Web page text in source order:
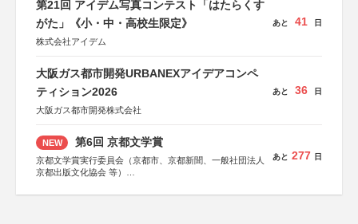
第21回 アイデム写真コンテスト「はたらくす
がた」《小・中・高校生限定》
株式会社アイデム
あと 41 日
大阪ガス都市開発URBANEXアイデアコンペ
ティション2026
大阪ガス都市開発株式会社
あと 36 日
NEW 第6回 京都文学賞
京都文学賞実行委員会（京都市、京都新聞、一般社団法人
京都出版文化協会 等）
KADOKAWA、河出書房新社、幻冬舎、講談社、光文社、
あと 277 日